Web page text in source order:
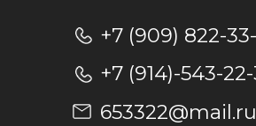
Отправляя заявку, я даю согласие на
обработку персональных данных